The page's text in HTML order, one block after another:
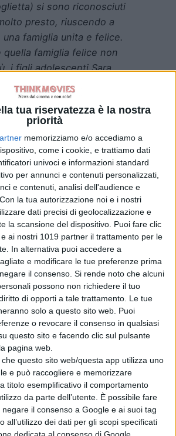
tua riservatezza è la nostra
priorità
memorizziamo e/o accediamo a
come i cookie, e trattiamo dati
univoci e informazioni standard
per annunci e contenuti personalizzati,
e contenuti, analisi dell'audience e
Con la tua autorizzazione noi e i nostri
dati precisi di geolocalizzazione e
la scansione del dispositivo. Puoi fare clic
ai nostri 1019 partner il trattamento per le
In alternativa puoi accedere a
e modificare le tue preferenze prima
il consenso. Si rende noto che alcuni
possono non richiedere il tuo
di opporti a tale trattamento. Le tue
solo a questo sito web. Puoi
o revocare il consenso in qualsiasi
questo sito e facendo clic sul pulsante
pagina web.
questo sito web/questa app utilizza uno
e può raccogliere e memorizzare
titolo esemplificativo il comportamento
da parte dell’utente. È possibile fare
il consenso a Google e ai suoi tag
all’utilizzo dei dati per gli scopi specificati
dedicata al consenso di Google.
si sono riconosciuti
presto, riuscendo a
una famiglia unita e felice.
quella famiglia felice non
i figli adolescenti Sara
Rebeggiani) e Denis
convincono i
festeggiare insieme,
volta, la Vigilia di Natale
è solo un’occasione
di nuovo tutti insieme, ma
audace e vitale come
sanno essere, di
recuperare il senso più
del loro stare insieme.
ha un incidente sugli
si trova a vivere una
attesa.
una dolorosa verità dietro
di questa famiglia, che
i conti con un passato
stata capace di
Sarà una notte di veglia,
e di riscoperta, perché
qualcosa che si può
non c’è la devi inventare”.